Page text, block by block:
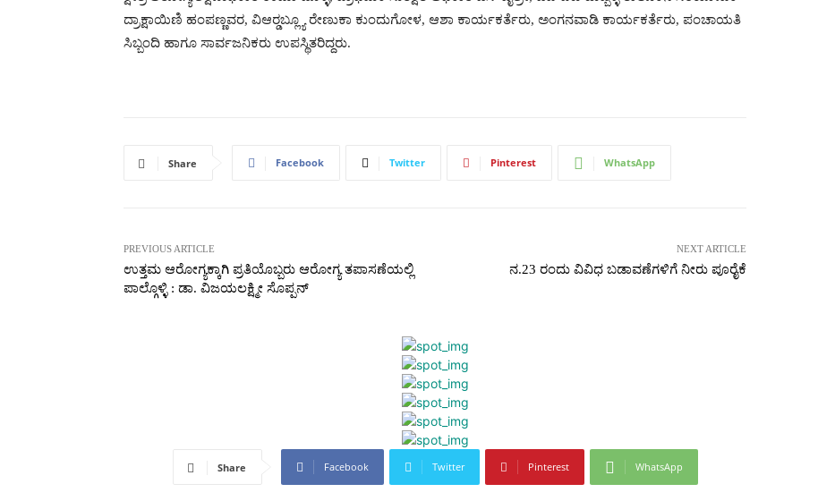
ದ್ರಾಕ್ಷಾಯಿಣಿ ಹಂಪಣ್ಣವರ, ವಿಆರ್‍ಡಬ್ಲ್ಯೂ ರೇಣುಕಾ ಕುಂದುಗೋಳ, ಆಶಾ ಕಾರ್ಯಕರ್ತೆರು, ಅಂಗನವಾಡಿ ಕಾರ್ಯಕರ್ತೆರು, ಪಂಚಾಯತಿ
ಸಿಬ್ಬಂದಿ ಹಾಗೂ ಸಾರ್ವಜನಿಕರು ಉಪಸ್ಥಿತರಿದ್ದರು.
Share Facebook Twitter Pinterest WhatsApp
PREVIOUS ARTICLE
ಉತ್ತಮ ಆರೋಗ್ಯಕ್ಕಾಗಿ ಪ್ರತಿಯೊಬ್ಬರು ಆರೋಗ್ಯ ತಪಾಸಣೆಯಲ್ಲಿ
ಪಾಲ್ಗೊಳ್ಳಿ : ಡಾ. ವಿಜಯಲಕ್ಷ್ಮೀ ಸೊಪ್ಪನ್
NEXT ARTICLE
ನ.23 ರಂದು ವಿವಿಧ ಬಡಾವಣೆಗಳಿಗೆ ನೀರು ಪೂರೈಕೆ
Share Facebook Twitter Pinterest WhatsApp